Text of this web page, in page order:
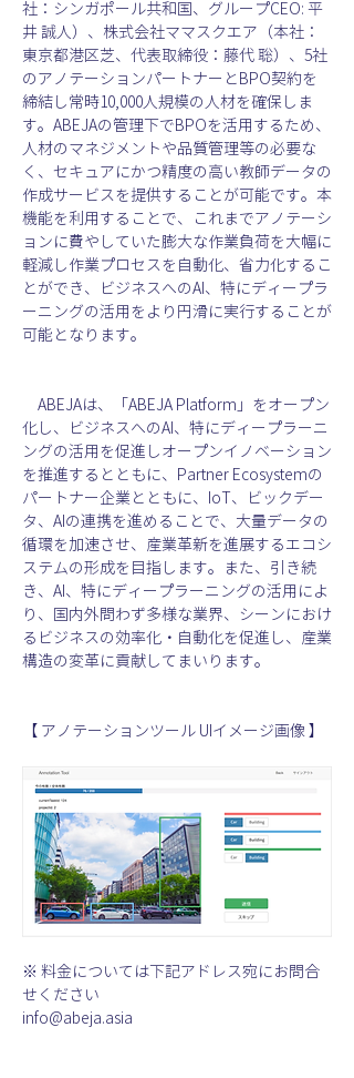
社：シンガポール共和国、グループCEO: 平
井 誠人）、株式会社ママスクエア（本社：
東京都港区芝、代表取締役：藤代 聡）、5社
のアノテーションパートナーとBPO契約を
締結し常時10,000人規模の人材を確保しま
す。ABEJAの管理下でBPOを活用するため、
人材のマネジメントや品質管理等の必要な
く、セキュアにかつ精度の高い教師データの
作成サービスを提供することが可能です。本
機能を利用することで、これまでアノテーシ
ョンに費やしていた膨大な作業負荷を大幅に
軽減し作業プロセスを自動化、省力化するこ
とができ、ビジネスへのAI、特にディープラ
ーニングの活用をより円滑に実行することが
可能となります。
ABEJAは、「ABEJA Platform」をオープン
化し、ビジネスへのAI、特にディープラーニ
ングの活用を促進しオープンイノベーション
を推進するとともに、Partner Ecosystemの
パートナー企業とともに、IoT、ビックデー
タ、AIの連携を進めることで、大量データの
循環を加速させ、産業革新を進展するエコシ
ステムの形成を目指します。また、引き続
き、AI、特にディープラーニングの活用によ
り、国内外問わず多様な業界、シーンにおけ
るビジネスの効率化・自動化を促進し、産業
構造の変革に貢献してまいります。
【 アノテーションツール UIイメージ画像 】
※ 料金については下記アドレス宛にお問合
せください
info@abeja.asia